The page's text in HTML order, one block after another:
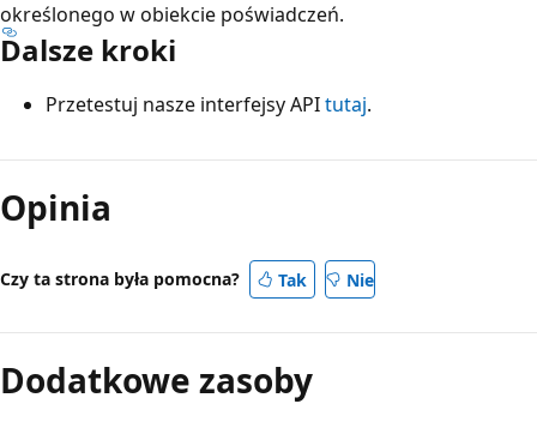
określonego w obiekcie poświadczeń.
Dalsze kroki
Przetestuj nasze interfejsy APItutaj.
Opinia
Czy ta strona była pomocna? Tak Nie
Dodatkowe zasoby